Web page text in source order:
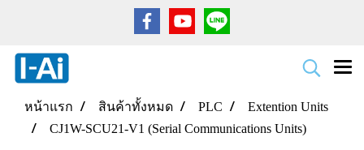
หน้าแรก สินค้าทั้งหมด PLC
Extention Units
CJ1W-SCU21-V1 (Serial Communications Units)